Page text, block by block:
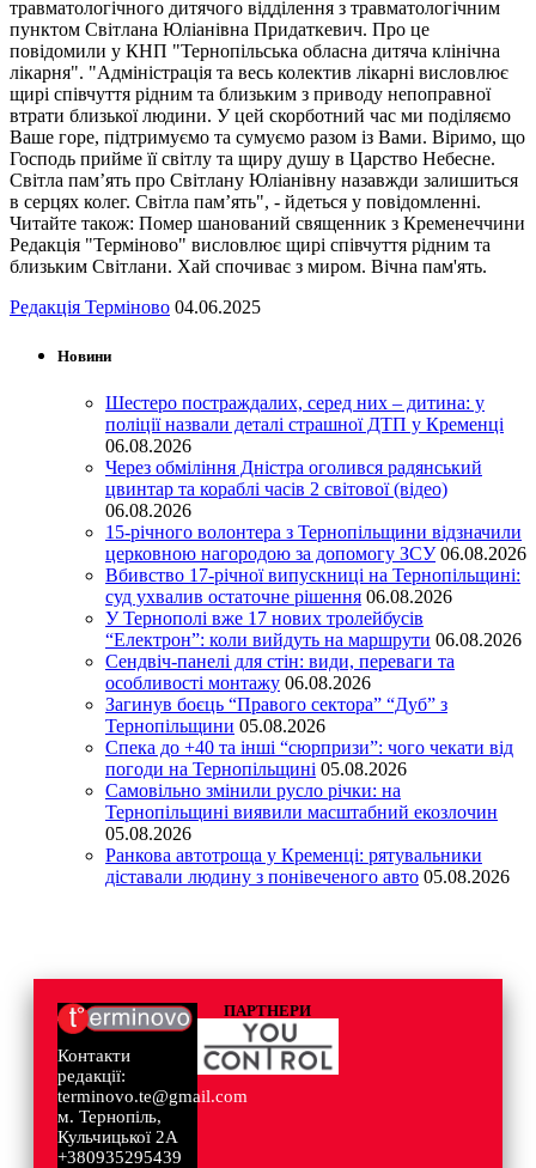
травматологічного дитячого відділення з травматологічним
пунктом Світлана Юліанівна Придаткевич. Про це
повідомили у КНП "Тернопільська обласна дитяча клінічна
лікарня". "Адміністрація та весь колектив лікарні висловлює
щирі співчуття рідним та близьким з приводу непоправної
втрати близької людини. У цей скорботний час ми поділяємо
Ваше горе, підтримуємо та сумуємо разом із Вами. Віримо, що
Господь прийме її світлу та щиру душу в Царство Небесне.
Світла пам’ять про Світлану Юліанівну назавжди залишиться
в серцях колег. Світла пам’ять", - йдеться у повідомленні.
Читайте також: Помер шанований священник з Кременеччини
Редакція "Терміново" висловлює щирі співчуття рідним та
близьким Світлани. Хай спочиває з миром. Вічна пам'ять.
Редакція Терміново 04.06.2025
Новини
Шестеро постраждалих, серед них – дитина: у
поліції назвали деталі страшної ДТП у Кременці
06.08.2026
Через обміління Дністра оголився радянський
цвинтар та кораблі часів 2 світової (відео)
06.08.2026
15-річного волонтера з Тернопільщини відзначили
церковною нагородою за допомогу ЗСУ 06.08.2026
Вбивство 17-річної випускниці на Тернопільщині:
суд ухвалив остаточне рішення 06.08.2026
У Тернополі вже 17 нових тролейбусів
“Електрон”: коли вийдуть на маршрути 06.08.2026
Сендвіч-панелі для стін: види, переваги та
особливості монтажу 06.08.2026
Загинув боєць “Правого сектора” “Дуб” з
Тернопільщини 05.08.2026
Спека до +40 та інші “сюрпризи”: чого чекати від
погоди на Тернопільщині 05.08.2026
Самовільно змінили русло річки: на
Тернопільщині виявили масштабний екозлочин
05.08.2026
Ранкова автотроща у Кременці: рятувальники
діставали людину з понівеченого авто 05.08.2026
Контакти
редакції:
terminovo.te@gmail.com
м. Тернопіль,
Кульчицької 2А
+380935295439
ПАРТНЕРИ